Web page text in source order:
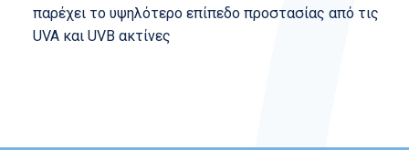
παρέχει το υψηλότερο επίπεδο προστασίας από τις
UVA και UVB ακτίνες